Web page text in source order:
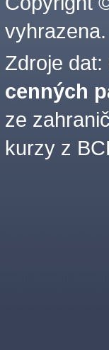
vyhrazena.
Zdroje dat:
cenných
ze
kurzy z